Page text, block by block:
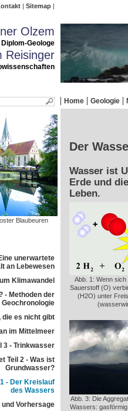
Sitemap
Olzem
Diplom-Geologe
Reisinger
Home Geologie
Blaubeuren
unerwartete
an Lebewesen
Klimawandel
- Methoden der
Geochronologie
die es nicht gibt
im Mittelmeer
3 - Trinkwasser
Teil 2 - Was ist
Grundwasser?
- Der Kreislauf
des Wassers
Vorhersage
Der
Wasser ist
Erde und
Leben.
Abb. 1: Wenn
Sauerstoff (O)
(H2O) unter
Abb. 3: Die
Wassers: